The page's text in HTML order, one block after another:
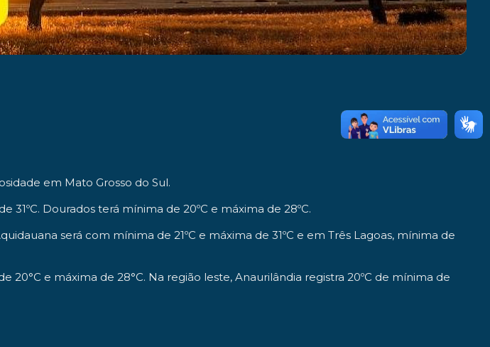
em Mato Grosso do Sul.
31ºC. Dourados terá mínima de 20ºC e máxima de 28ºC.
será com mínima de 21ºC e máxima de 31ºC e em Três Lagoas, mínima de
e máxima de 28°C. Na região leste, Anaurilândia registra 20ºC de mínima de